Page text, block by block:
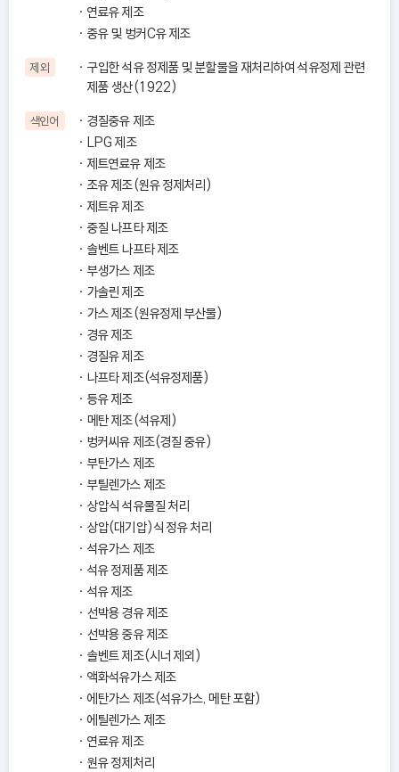
연료유 제조
중유 및 벙커C유 제조
제외
구입한 석유 정제품 및 분할물을 재처리하여 석유정제 관련
제품 생산(1922)
색인어
경질중유 제조
LPG 제조
제트연료유 제조
조유 제조(원유 정제처리)
제트유 제조
중질 나프타 제조
솔벤트 나프타 제조
부생가스 제조
가솔린 제조
가스 제조(원유정제 부산물)
경유 제조
경질유 제조
나프타 제조(석유정제품)
등유 제조
메탄 제조(석유제)
벙커씨유 제조(경질 중유)
부탄가스 제조
부틸렌가스 제조
상압식 석유물질 처리
상압(대기압)식 정유 처리
석유가스 제조
석유 정제품 제조
석유 제조
선박용 경유 제조
선박용 중유 제조
솔벤트 제조(시너 제외)
액화석유가스 제조
에탄가스 제조(석유가스, 메탄 포함)
에틸렌가스 제조
연료유 제조
원유 정제처리